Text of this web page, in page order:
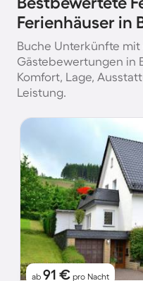
Ferienhäuser in
Buche Unterkünfte
Gästebewertungen in
Komfort, Lage,
Leistung.
ab 91 € pro Nacht